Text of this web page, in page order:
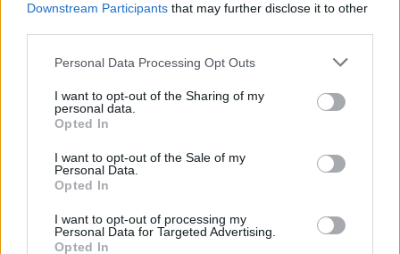
Downstream Participants that may further disclose it to other
Please note that this website/app uses one or more Google
not limited to your visit or usage behaviour. You may click to
grant or deny consent to Google and its third-party tags to
use your data for below specified purposes in below Google
consent section.
Personal Data Processing Opt Outs
I want to opt-out of the Sharing of my
personal data.
Opted In
I want to opt-out of the Sale of my
Personal Data.
Opted In
I want to opt-out of processing my
Personal Data for Targeted Advertising.
Opted In
Spedizione gratuitaper ordini superiori a 150 euro.
Per maggiori dettagli consultate la nostraGuida
all'acquisto.
Contattaci per richiedere maggiori
informazioni o prenotare una